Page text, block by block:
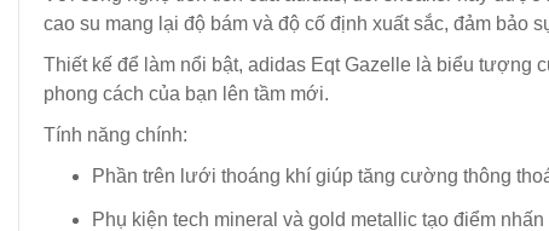
cao su mang lại độ bám và độ cố định xuất sắc, đảm bảo
Thiết kế để làm nổi bật, adidas Eqt Gazelle là biểu tượng
phong cách của bạn lên tầm mới.
Tính năng chính:
Phần trên lưới thoáng khí giúp tăng cường thông
Phụ kiện tech mineral và gold metallic tạo điểm nhấn